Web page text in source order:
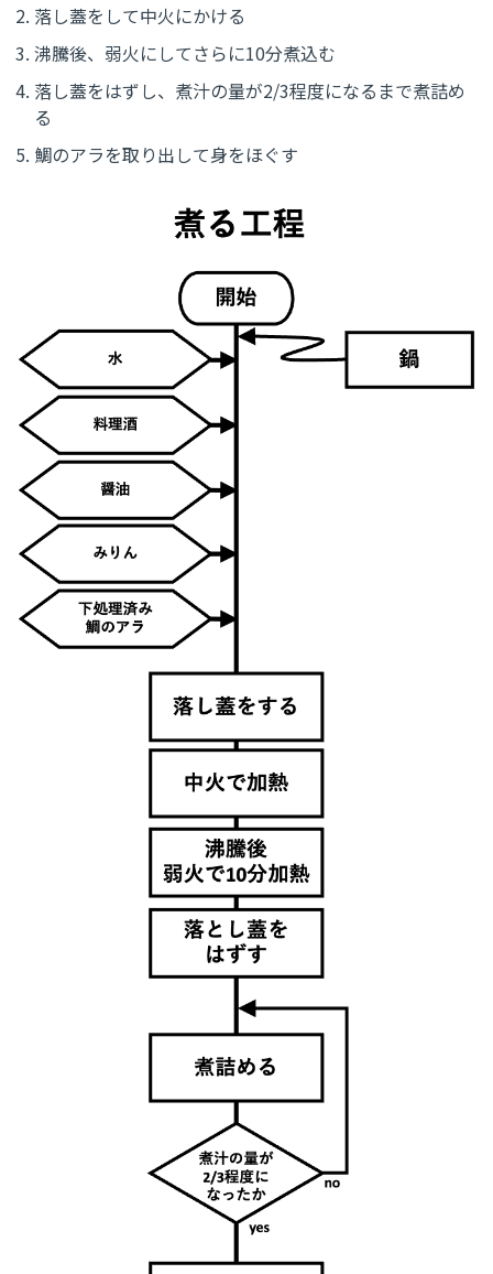
落し蓋をして中火にかける
沸騰後、弱火にしてさらに10分煮込む
落し蓋をはずし、煮汁の量が2/3程度になるまで煮詰め
る
鯛のアラを取り出して身をほぐす